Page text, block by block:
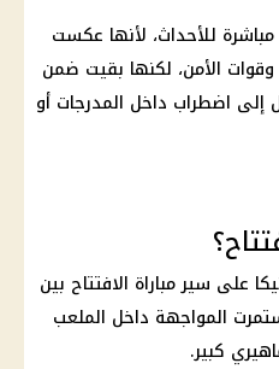
مباشرة للأحداث، لأنها عكست
الأمن، لكنها بقيت ضمن
اضطراب داخل المدرجات أو
على سير مباراة الافتتاح بين
المواجهة داخل الملعب
كبير.